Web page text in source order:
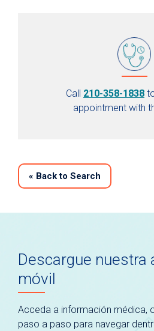
Call 210-358-1838
appointment with
« Back to Search
Descargue nuestra
móvil
Acceda a información médica,
paso a paso para navegar